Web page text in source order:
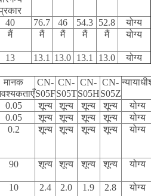
40 76.7 46 54.3 52.8
योग्य
मैं मैं मैं मैं मैं योग्य
13 13.1 13.0 13.1 13.0 योग्य
मानक
CN-
S05F
CN-
S05T
CN-
S05H
CN-
S05Z
0.05 शून्य शून्य शून्य शून्य
योग्य
0.05 शून्य शून्य शून्य शून्य
योग्य
0.2 शून्य शून्य शून्य शून्य योग्य
90 शून्य शून्य शून्य शून्य योग्य
10 2.4 2.0 1.9 2.8 योग्य